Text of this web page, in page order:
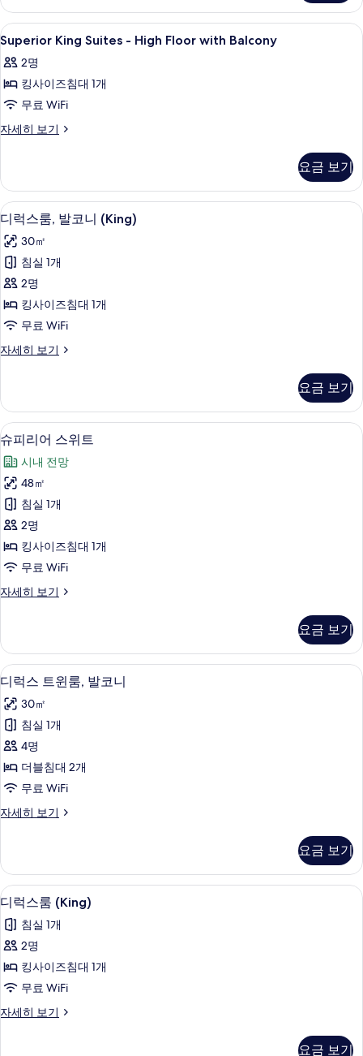
기
세
히
보
Superior
King
Suites
-
High
Floor
사
진
모
두
보
기
객실 내 금고, 책상, 방음 설비, 다리미/
8
Superior King Suites - High Floor with Balcony
2명
킹사이즈침대 1개
무료 WiFi
자세히 보기
Superior
High
Floor
with
Balcony
자
세
히
보
기
요금 보기
디
럭
스
룸,
발
코
(King)
진
모
두
보
기
객실 내 금고, 책상, 방음 설비, 다리미/
18
디럭스룸, 발코니 (King)
30㎡
침실 1개
2명
킹사이즈침대 1개
무료 WiFi
자세히 보기
디
발
코
니
(King)
자
세
히
보
기
요금 보기
슈
피
리
어
스
위
트
진
두
보
기
슈피리어 스위트 | 거실 공간 | 케이블
18
슈피리어 스위트
시내 전망
48㎡
침실 1개
2명
킹사이즈침대 1개
무료 WiFi
자세히 보기
슈
스
위
트
자
세
히
보
기
요금 보기
디
럭
스
트
윈
룸,
코
사
진
모
두
보
기
디럭스 트윈룸, 발코니 | 객실 내 금고,
15
디럭스 트윈룸, 발코니
30㎡
침실 1개
4명
더블침대 2개
무료 WiFi
자세히 보기
디
윈
룸,
발
코
니
자
히
보
요금 보기
디
럭
스
룸
(King)
사
진
디럭스룸 (King) | 객실 내 금고, 책상,
20
디럭스룸 (King)
침실 1개
2명
킹사이즈침대 1개
무료 WiFi
자세히 보기
디
요금 보기